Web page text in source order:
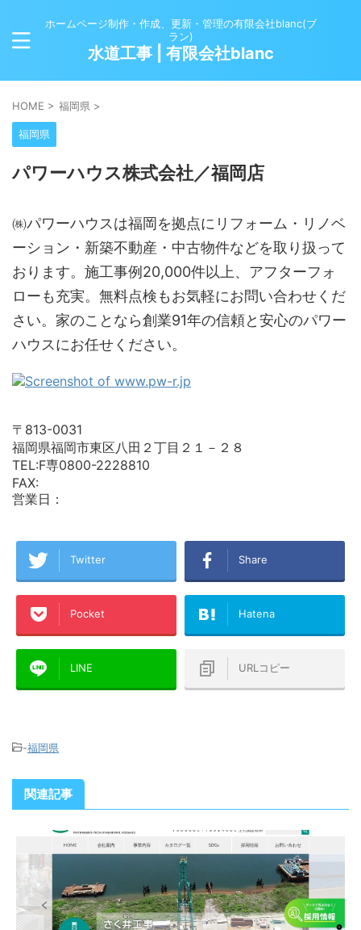
ホームページ制作・作成、更新・管理の有限会社blanc(ブ
ラン)
水道工事 | 有限会社blanc
HOME > 福岡県 >
福岡県
パワーハウス株式会社／福岡店
㈱パワーハウスは福岡を拠点にリフォーム・リノベ
ーション・新築不動産・中古物件などを取り扱って
おります。施工事例20,000件以上、アフターフォ
ローも充実。無料点検もお気軽にお問い合わせくだ
さい。家のことなら創業91年の信頼と安心のパワー
ハウスにお任せください。
〒813-0031
福岡県福岡市東区八田２丁目２１－２８
TEL:F専0800-2228810
FAX:
営業日：
Twitter Share
Pocket Hatena
LINE URLコピー
-福岡県
関連記事